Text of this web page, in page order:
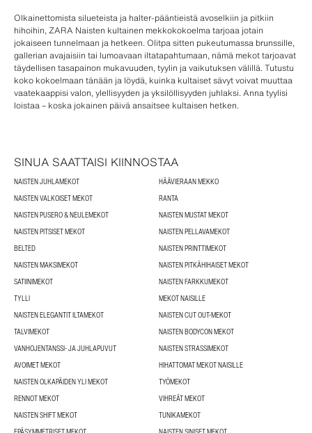
Olkainettomista silueteista ja halter-pääntieistä avoselkiin ja pitkiin
hihoihin, ZARA Naisten kultainen mekkokokoelma tarjoaa jotain
jokaiseen tunnelmaan ja hetkeen. Olitpa sitten pukeutumassa brunssille,
gallerian avajaisiin tai lumoavaan iltatapahtumaan, nämä mekot tarjoavat
täydellisen tasapainon mukavuuden, tyylin ja vaikutuksen välillä. Tutustu
koko kokoelmaan tänään ja löydä, kuinka kultaiset sävyt voivat muuttaa
vaatekaappisi valon, ylellisyyden ja yksilöllisyyden juhlaksi. Anna tyylisi
loistaa – koska jokainen päivä ansaitsee kultaisen hetken.
SINUA SAATTAISI KIINNOSTAA
NAISTEN JUHLAMEKOT
HÄÄVIERAAN MEKKO
NAISTEN VALKOISET MEKOT
RANTA
NAISTEN PUSERO & NEULEMEKOT
NAISTEN MUSTAT MEKOT
NAISTEN PITSISET MEKOT
NAISTEN PELLAVAMEKOT
BELTED
NAISTEN PRINTTIMEKOT
NAISTEN MAKSIMEKOT
NAISTEN PITKÄHIHAISET MEKOT
SATIINIMEKOT
NAISTEN FARKKUMEKOT
TYLLI
MEKOT NAISILLE
NAISTEN ELEGANTIT ILTAMEKOT
NAISTEN CUT OUT-MEKOT
TALVIMEKOT
NAISTEN BODYCON MEKOT
VANHOJENTANSSI- JA JUHLAPUVUT
NAISTEN STRASSIMEKOT
AVOIMET MEKOT
HIHATTOMAT MEKOT NAISILLE
NAISTEN OLKAPÄIDEN YLI MEKOT
TYÖMEKOT
RENNOT MEKOT
VIHREÄT MEKOT
NAISTEN SHIFT MEKOT
TUNIKAMEKOT